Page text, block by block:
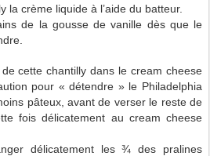
la crème liquide à l’aide du batteur.
de la gousse de vanille dès que le
cette chantilly dans le cream cheese
pour « détendre » le Philadelphia
pâteux, avant de verser le reste de
fois délicatement au cream cheese
délicatement les ¾ des pralines